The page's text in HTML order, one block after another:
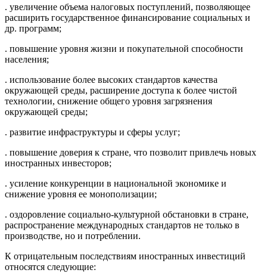
. увеличение объема налоговых поступлений, позволяющее
расширить государственное финансирование социальных и
др. программ;
. повышение уровня жизни и покупательной способности
населения;
. использование более высоких стандартов качества
окружающей среды, расширение доступа к более чистой
технологии, снижение общего уровня загрязнения
окружающей среды;
. развитие инфраструктуры и сферы услуг;
. повышение доверия к стране, что позволит привлечь новых
иностранных инвесторов;
. усиление конкуренции в национальной экономике и
снижение уровня ее монополизации;
. оздоровление социально-культурной обстановки в стране,
распространение международных стандартов не только в
производстве, но и потреблении.
К отрицательным последствиям иностранных инвестиций
относятся следующие: